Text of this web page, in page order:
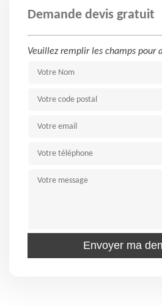
Demande devis gratuit
Veuillez remplir les champs pour